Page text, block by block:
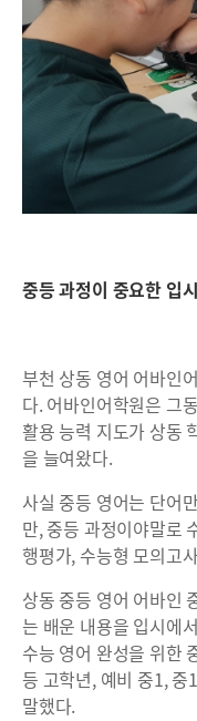
중등 과정이 중요한 입
부천 상동 영어 어바인
다. 어바인어학원은 그
활용 능력 지도가 상동
을 늘여왔다.
사실 중등 영어는 단어
만, 중등 과정이야말로
행평가, 수능형 모의고
상동 중등 영어 어바인
는 배운 내용을 입시에
수능 영어 완성을 위한
등 고학년, 예비 중1,
말했다.